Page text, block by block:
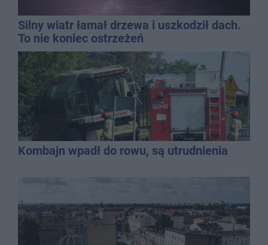
Silny wiatr łamał drzewa i uszkodził dach.
To nie koniec ostrzeżeń
Kombajn wpadł do rowu, są utrudnienia